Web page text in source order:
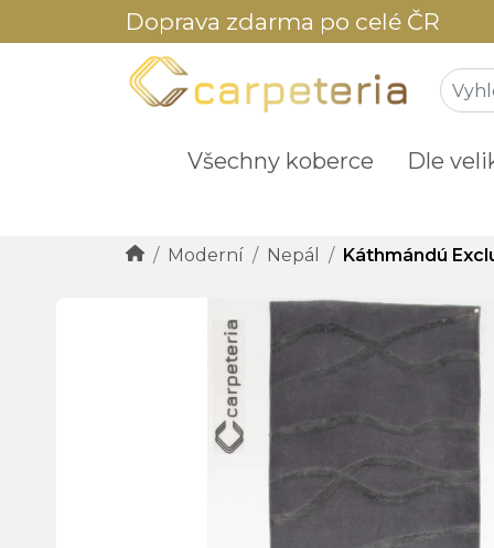
Doprava zdarma po celé ČR
Všechny koberce Dle
Moderní Nepál Káthmándú